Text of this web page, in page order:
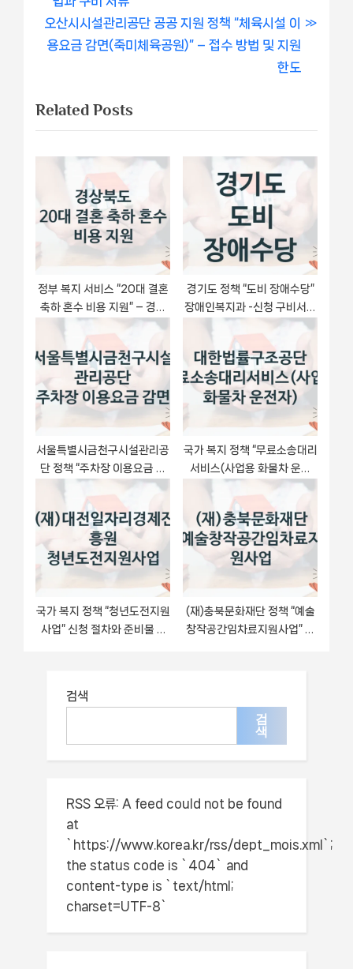
내
비
이
e
v
u
s
P
t
N
e
P
o
s
오산시시설관리공단 공공 지원 정책 “체육시설 이
용요금 감면(죽미체육공원)” – 접수 방법 및 지원
한도
Related Posts
정부 복지 서비스 “20대 결혼
축하 혼수 비용 지원” – 경상
북도 신청 대상 및 제출 서류
경기도 정책 “도비 장애수당”
장애인복지과 -신청 구비서류
서울특별시금천구시설관리공
단 정책 “주차장 이용요금 감
면” 서비스 관리부서 -신청 자
격 조건과 신청 방법
국가 복지 정책 “무료소송대리
서비스(사업용 화물차 운전
자)” 신청 절차와 준비물 – 대
한법률구조공단
국가 복지 정책 “청년도전지원
사업” 신청 절차와 준비물 –
(재)충북문화재단 정책 “예술
창작공간임차료지원사업” 서
검색
검
색
RSS 오류: A feed could not be found
at
`https://www.korea.kr/rss/dept_mois.xml`;
the status code is `404` and
content-type is `text/html;
charset=UTF-8`